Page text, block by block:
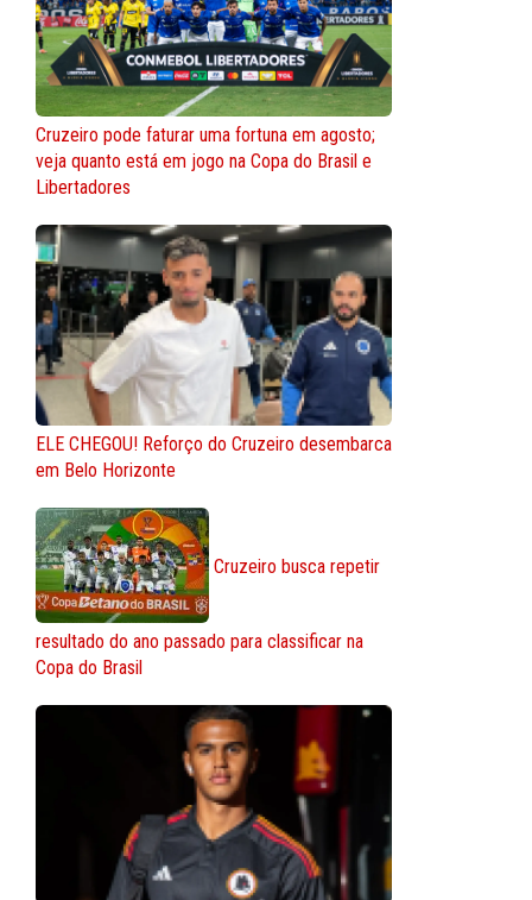
Cruzeiro pode faturar uma fortuna em agosto;
veja quanto está em jogo na Copa do Brasil e
Libertadores
ELE CHEGOU! Reforço do Cruzeiro desembarca
em Belo Horizonte
Cruzeiro busca repetir
resultado do ano passado para classificar na
Copa do Brasil